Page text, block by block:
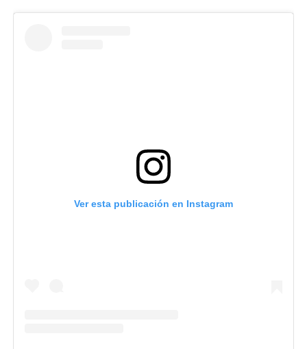
Ver esta publicación en Instagram